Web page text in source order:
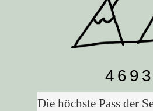
Die höchste Pass der